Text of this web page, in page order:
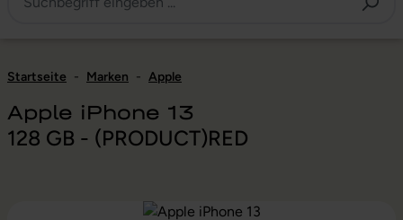
Startseite - Marken - Apple
Apple iPhone 13
128 GB - (PRODUCT)RED
Bildergalerie überspringen